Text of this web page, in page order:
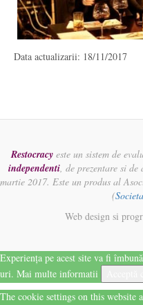
Data actualizarii: 18/11/2017
Restocracy este un sistem de
independenti, de prezentare si
martie 2017. Este un produs al
(
Web design si
Experiența pe acest site va fi
uri. Mai multe informatii
The cookie settings on this